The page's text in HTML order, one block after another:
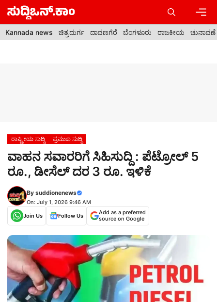
Skip
content
Kannada news ಚಿತ್ರದುರ್ಗ ದಾವಣಗೆರೆ ಬೆಂಗಳೂರು ರಾಜಕೀಯ ಚುನಾವಣೆ
ರಾಷ್ಟ್ರೀಯ ಸುದ್ದಿ ಪ್ರಮುಖ ಸುದ್ದಿ
ವಾಹನ ಸವಾರರಿಗೆ ಸಿಹಿಸುದ್ದಿ : ಪೆಟ್ರೋಲ್ 5
ರೂ., ಡೀಸೆಲ್ ದರ 3 ರೂ. ಇಳಿಕೆ
By suddionenews
On: July 1, 2026 9:46 AM
Join Us
Follow Us
Add as a preferred
source on Google